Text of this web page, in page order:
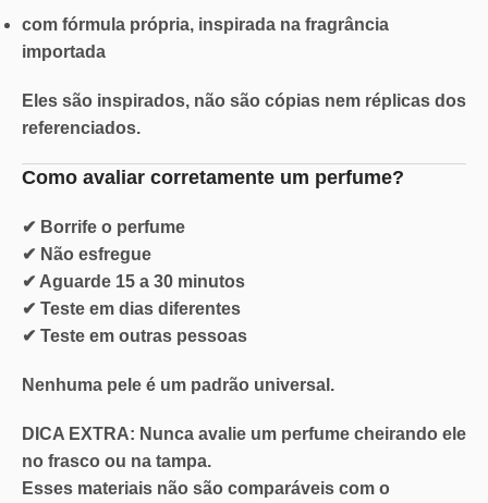
com fórmula própria, inspirada na fragrância
importada
Eles são inspirados, não são cópias nem réplicas dos
referenciados.
Como avaliar corretamente um perfume?
✔ Borrife o perfume
✔ Não esfregue
✔ Aguarde 15 a 30 minutos
✔ Teste em dias diferentes
✔ Teste em outras pessoas
Nenhuma pele é um padrão universal.
DICA EXTRA: Nunca avalie um perfume cheirando ele
no frasco ou na tampa.
Esses materiais não são comparáveis com o